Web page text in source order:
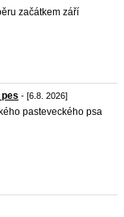
začátkem září
- [6.8. 2026]
pasteveckého psa